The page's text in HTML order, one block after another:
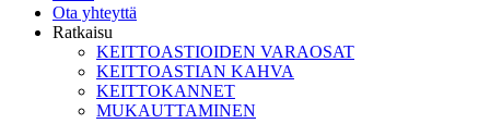
Ota yhteyttä
Ratkaisu
KEITTOASTIOIDEN VARAOSAT
KEITTOASTIAN KAHVA
KEITTOKANNET
MUKAUTTAMINEN